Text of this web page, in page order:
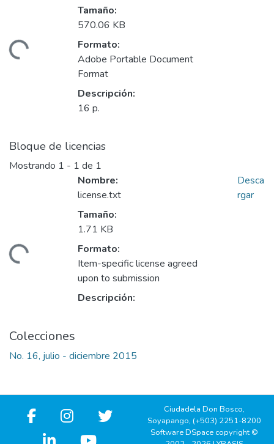
Tamaño:
570.06 KB
Formato:
Adobe Portable Document
Format
Descripción:
16 p.
Bloque de licencias
Mostrando 1 - 1 de 1
Nombre:
license.txt
Tamaño:
1.71 KB
Formato:
Item-specific license agreed
upon to submission
Descripción:
Desca
rgar
Colecciones
No. 16, julio - diciembre 2015
Ciudadela Don Bosco,
Soyapango, (+503) 2251-8200
Software DSpace copyright ©